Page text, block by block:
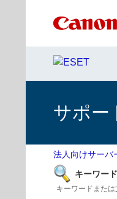
サポー
法人向けサーバ
キーワー
キーワードまた